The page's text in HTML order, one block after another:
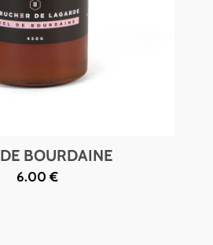
BOURDAINE
6.00 €